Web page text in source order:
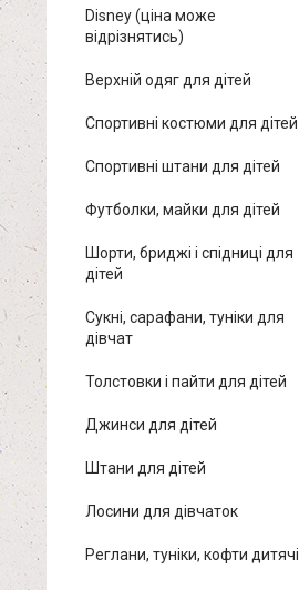
Disney (ціна може
відрізнятись)
Верхній одяг для дітей
Спортивні костюми для дітей
Спортивні штани для дітей
Футболки, майки для дітей
Шорти, бриджі і спідниці для
дітей
Сукні, сарафани, туніки для
дівчат
Толстовки і пайти для дітей
Джинси для дітей
Штани для дітей
Лосини для дівчаток
Реглани, туніки, кофти дитячі